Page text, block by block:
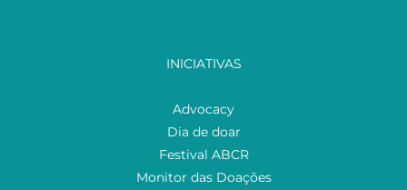
INICIATIVAS
Advocacy
Dia de doar
Festival ABCR
Monitor das Doações